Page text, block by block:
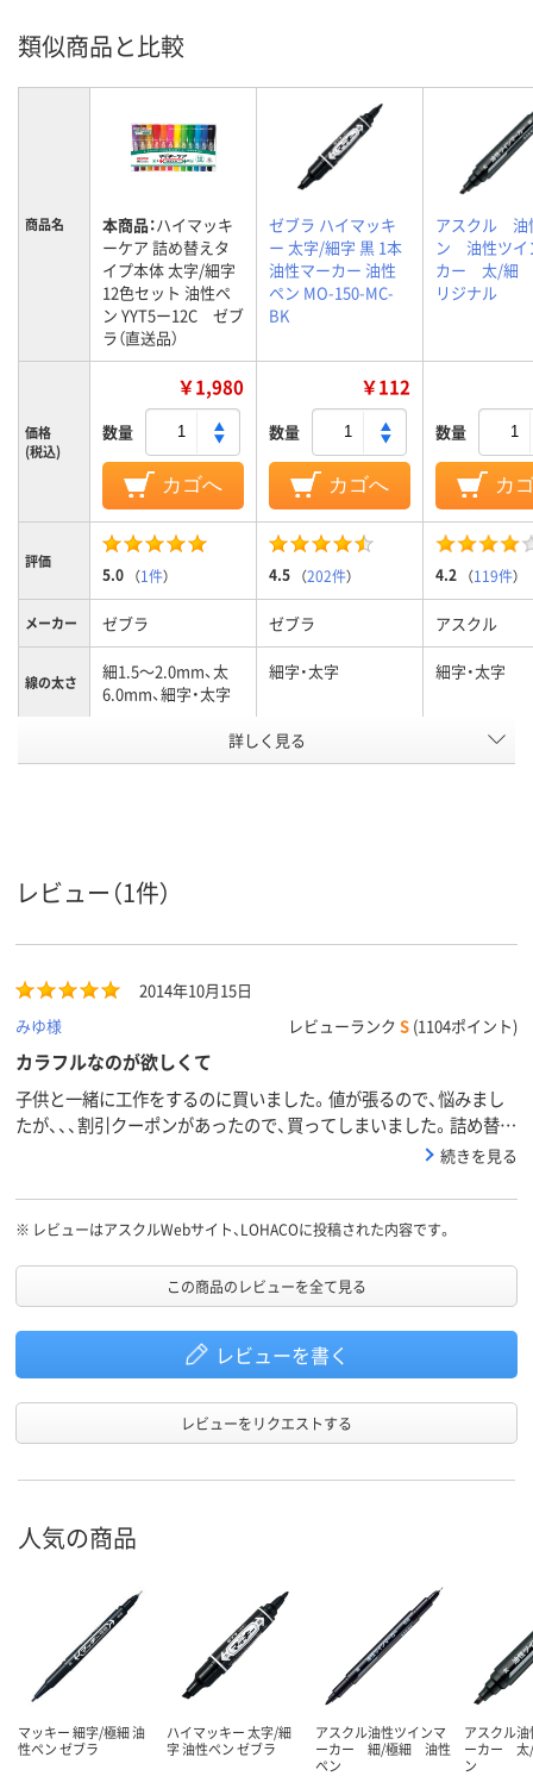
類似商品と比較
商品名 本商品：ハイマッキ
ーケア 詰め替えタ
イプ本体 太字/細字
12色セット 油性ペ
ン YYT5ー12C ゼブ
ラ（直送品）
ゼブラ ハイマッキ
ー 太字/細字 黒 1本
油性マーカー 油性
ペン MO-150-MC-
BK
アスクル 油
ン 油性ツイ
カー 太/細
リジナル
価格
(税込)
￥1,980
数量
カゴへ
￥112
数量
カゴへ
数量
カ
評価
5.0 （1件） 4.5 （202件） 4.2 （119件）
メーカー ゼブラ ゼブラ アスクル
線の太さ
細1.5～2.0mm、太
6.0mm、細字・太字
細字・太字 細字・太字
黒
インク種
類
油性染料インク
形状 ツイン ツイン ツイン
アスクル
スコア
20 70
詳しく見る
レビュー（1件）
2014年10月15日
みゆ様
レビューランク S (1104ポイント)
カラフルなのが欲しくて
子供と一緒に工作をするのに買いました。値が張るので、悩みまし
たが、、、割引クーポンがあったので、買ってしまいました。詰め替え
タイプははじめてなので、どんなカンジかと思いましたが、ふつうの
続きを見る
※ レビューはアスクルWebサイト、LOHACOに投稿された内容です。
この商品のレビューを全て見る
レビューを書く
レビューをリクエストする
人気の商品
マッキー 細字/極細 油
性ペン ゼブラ
ハイマッキー 太字/細
字 油性ペン ゼブラ
アスクル油性ツインマ
ーカー 細/極細 油性
ペン
アスクル
ーカー
ン